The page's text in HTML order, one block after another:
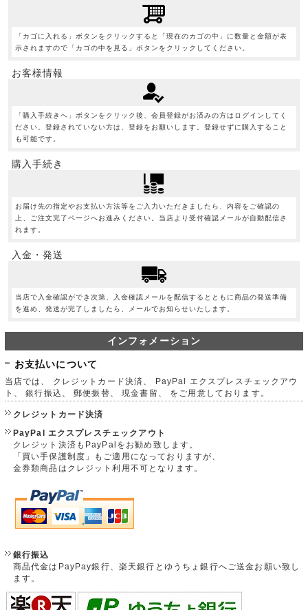
「カゴに入れる」ボタンをクリックすると「現在のカゴの中」に数量と金額が表
示されますので「カゴの中を見る」ボタンをクリックしてください。
お客様情報
「購入手続きへ」ボタンをクリック後、会員登録がお済みの方はログインしてく
ださい。登録されていない方は、登録をお願いします。登録せずに購入すること
も可能です。
購入手続き
お届け先の指定やお支払い方法等をご入力いただきましたら、内容をご確認の
上、ご注文完了ページへお進みください。当店より受付確認メールが自動配信さ
れます。
入金・発送
当店で入金確認ができ次第、入金確認メールを配信するとともに商品の発送準備
を進め、発送が完了しましたら、メールでお知らせいたします。
インフォメーション
お支払いについて
当店では、 クレジットカード決済、 PayPal エクスプレスチェックアウ
ト、 銀行振込、 郵便振替、 現金書留、 をご用意しております。
クレジットカード決済
PayPal エクスプレスチェックアウト
クレジット決済もPayPalをお勧め致します。
「買い手保護制度」もご適用になっておりますが、
金券類商品はクレジット利用不可となります。
銀行振込
商品代金はPayPay銀行、楽天銀行とゆうちょ銀行へご送金お願い致し
ます。